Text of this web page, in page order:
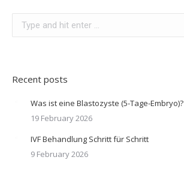
Recent posts
Was ist eine Blastozyste (5-Tage-Embryo)?
19 February 2026
IVF Behandlung Schritt für Schritt
9 February 2026